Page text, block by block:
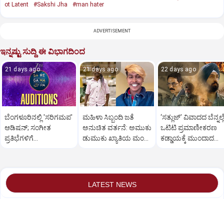
ot Latent
#Sakshi Jha #man hater
ADVERTISEMENT
ಇನ್ನಷ್ಟು ಸುದ್ದಿ ಈ ವಿಭಾಗದಿಂದ
21 days ago
ಬೆಂಗಳೂರಿನಲ್ಲಿ 'ಸರಿಗಮಪ'
ಆಡಿಷನ್; ಸಂಗೀತ
ಪ್ರತಿಭೆಗಳಿಗೆ
21 days ago
ಮಹಿಳಾ ಸಿಬ್ಬಂದಿ ಜತೆ
ಅನುಚಿತ ವರ್ತನೆ: ಅಮುಕು
ಡುಮುಕು ಖ್ಯಾತಿಯ ಮಂಜು
22 days ago
‘ಸತ್ಲುಜ್’ ವಿವಾದದ
ಒಟಿಟಿ ಪ್ರಮಾಣೀಕರಣ
ಕಡ್ಡಾಯಕ್ಕೆ ಮುಂದಾದ
LATEST NEWS